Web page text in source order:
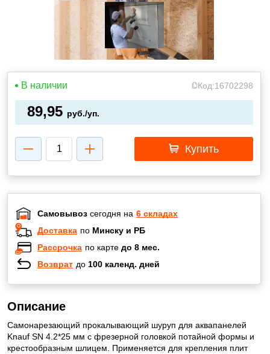
В наличии Код:16702298
89,95 руб./уп.
Купить
Самовывоз сегодня на 6 складах
Доставка по Минску и РБ
Рассрочка по карте до 8 мес.
Возврат до 100 календ. дней
Описание
Самонарезающий прокалывающий шуруп для аквапанелей
Knauf SN 4.2*25 мм с фрезерной головкой потайной формы и
крестообразным шлицем. Применяется для крепления плит